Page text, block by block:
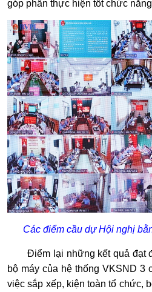
góp phần thực hiện tốt chức
Các điểm cầu dự Hội nghị
Điểm lại những kết quả đạt
bộ máy của hệ thống VKSND 3
việc sắp xếp, kiện toàn tổ chức,